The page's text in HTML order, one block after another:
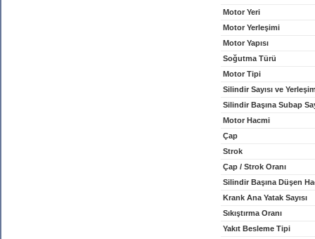
Motor Yeri
Motor Yerleşimi
Motor Yapısı
Soğutma Türü
Motor Tipi
Silindir Sayısı ve
Silindir Başına Subap
Motor Hacmi
Çap
Strok
Çap / Strok Oranı
Silindir Başına Düşen
Krank Ana Yatak Sayısı
Sıkıştırma Oranı
Yakıt Besleme Tipi